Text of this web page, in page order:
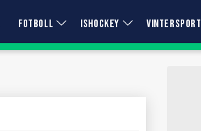
FOTBOLL ISHOCKEY VINTERSPORT